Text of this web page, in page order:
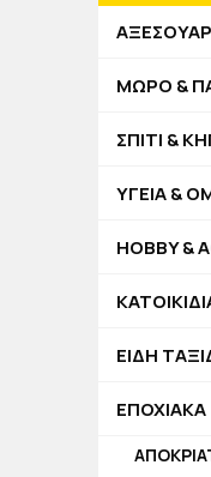
ΑΞΕΣΟΥΑΡ
ΜΩΡΟ &
ΣΠΙΤΙ &
ΥΓΕΙΑ &
HOBBY &
ΕΙΔΗ
ΕΠΟΧΙΑΚΑ